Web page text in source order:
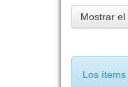
Mostrar
Los